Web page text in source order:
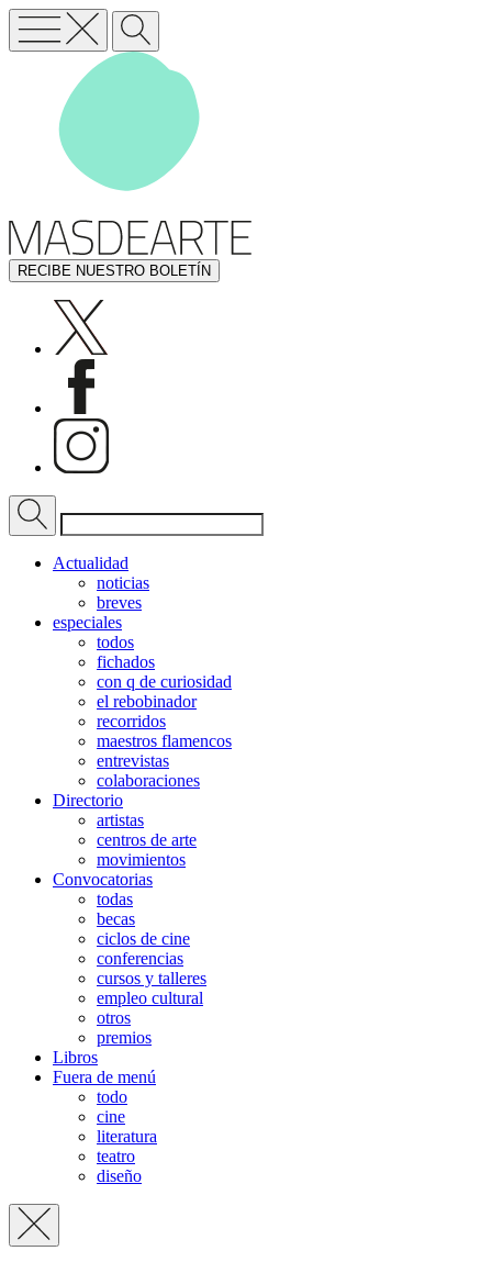
RECIBE NUESTRO BOLETÍN
Actualidad
noticias
breves
especiales
todos
fichados
con q de curiosidad
el rebobinador
recorridos
maestros flamencos
entrevistas
colaboraciones
Directorio
artistas
centros de arte
movimientos
Convocatorias
todas
becas
ciclos de cine
conferencias
cursos y talleres
empleo cultural
otros
premios
Libros
Fuera de menú
todo
cine
literatura
teatro
diseño